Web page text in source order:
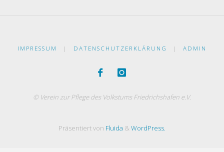
IMPRESSUM | DATENSCHUTZERKLÄRUNG | ADMIN
© Verein zur Pflege des Volkstums Friedrichshafen e.V.
Präsentiert von Fluida & WordPress.